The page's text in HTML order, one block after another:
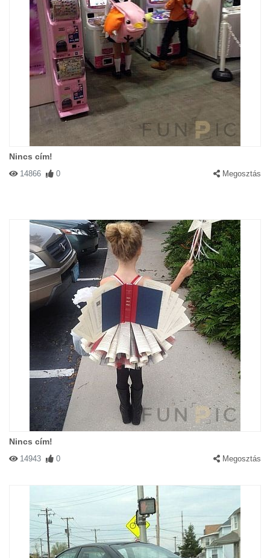
Nincs cím!
14866 0 Megosztás
Nincs cím!
14943 0 Megosztás